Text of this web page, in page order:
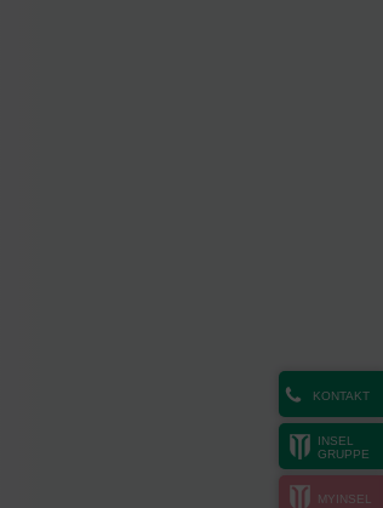
KONTAKT
INSEL
GRUPPE
MYINSEL